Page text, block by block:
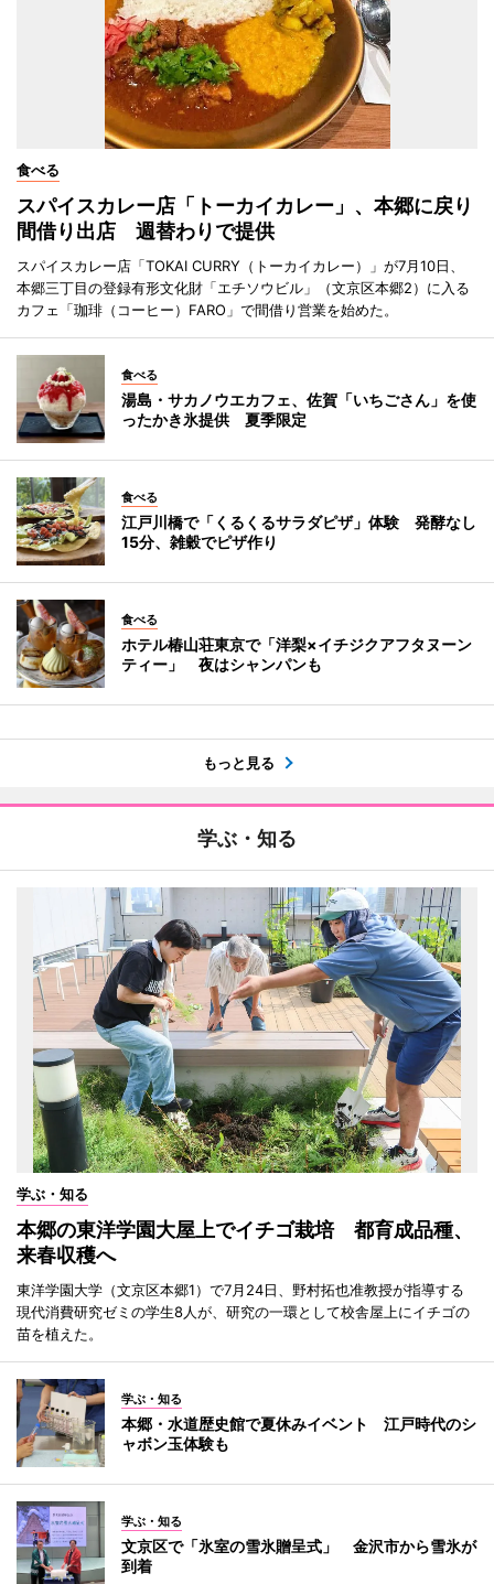
食べる
スパイスカレー店「トーカイカレー」、本郷に戻り
間借り出店 週替わりで提供
スパイスカレー店「TOKAI CURRY（トーカイカレー）」が7月10日、
本郷三丁目の登録有形文化財「エチソウビル」（文京区本郷2）に入る
カフェ「珈琲（コーヒー）FARO」で間借り営業を始めた。
食べる
湯島・サカノウエカフェ、佐賀「いちごさん」を使
ったかき氷提供 夏季限定
食べる
江戸川橋で「くるくるサラダピザ」体験 発酵なし
15分、雑穀でピザ作り
食べる
ホテル椿山荘東京で「洋梨×イチジクアフタヌーン
ティー」 夜はシャンパンも
もっと見る
学ぶ・知る
学ぶ・知る
本郷の東洋学園大屋上でイチゴ栽培 都育成品種、
来春収穫へ
東洋学園大学（文京区本郷1）で7月24日、野村拓也准教授が指導する
現代消費研究ゼミの学生8人が、研究の一環として校舎屋上にイチゴの
苗を植えた。
学ぶ・知る
本郷・水道歴史館で夏休みイベント 江戸時代のシ
ャボン玉体験も
学ぶ・知る
文京区で「氷室の雪氷贈呈式」 金沢市から雪氷が
到着